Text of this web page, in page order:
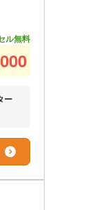
ル無料
ー